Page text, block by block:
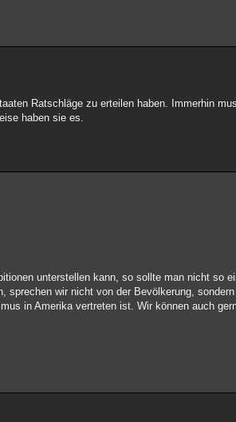
Ratschläge zu erteilen haben. Immerhin
haben sie es.
unterstellen kann, so sollte man nicht so
wir nicht von der Bevölkerung,
in Amerika vertreten ist. Wir können auch